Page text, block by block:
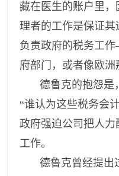
藏在医生的账户里
理者的工作是保证其
负责政府的税务工
府部门，或者像欧洲
德鲁克的抱怨是
“谁认为这些税务会
政府强迫公司把人
工作。
德鲁克曾经提出